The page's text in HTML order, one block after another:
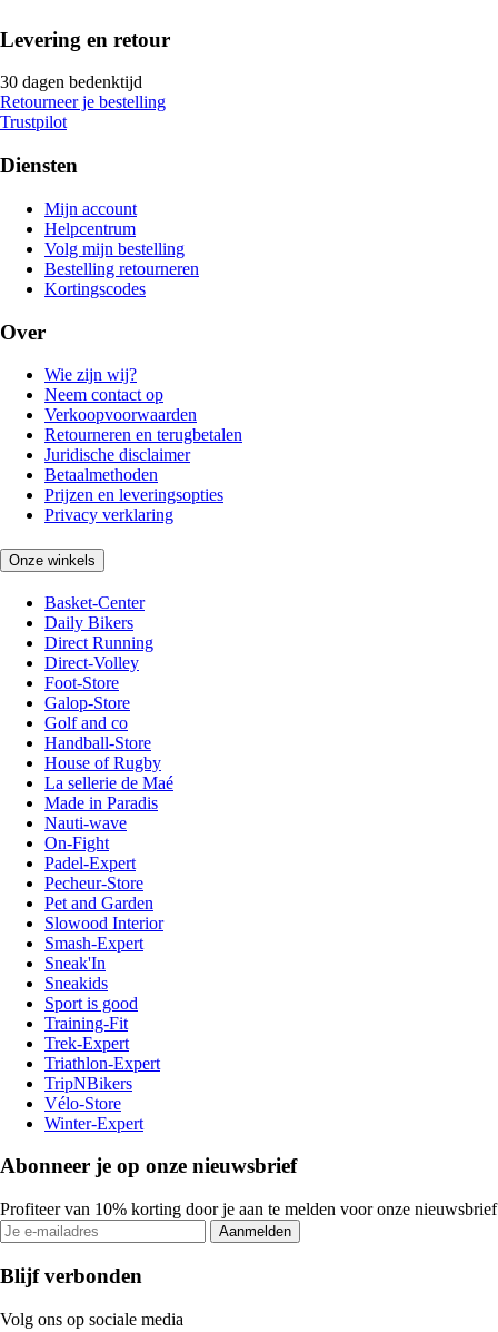
Levering en retour
30 dagen bedenktijd
Retourneer je bestelling
Trustpilot
Diensten
Mijn account
Helpcentrum
Volg mijn bestelling
Bestelling retourneren
Kortingscodes
Over
Wie zijn wij?
Neem contact op
Verkoopvoorwaarden
Retourneren en terugbetalen
Juridische disclaimer
Betaalmethoden
Prijzen en leveringsopties
Privacy verklaring
Onze winkels
Basket-Center
Daily Bikers
Direct Running
Direct-Volley
Foot-Store
Galop-Store
Golf and co
Handball-Store
House of Rugby
La sellerie de Maé
Made in Paradis
Nauti-wave
On-Fight
Padel-Expert
Pecheur-Store
Pet and Garden
Slowood Interior
Smash-Expert
Sneak'In
Sneakids
Sport is good
Training-Fit
Trek-Expert
Triathlon-Expert
TripNBikers
Vélo-Store
Winter-Expert
Abonneer je op onze nieuwsbrief
Profiteer van 10% korting door je aan te melden voor onze nieuwsbrief
Aanmelden
Blijf verbonden
Volg ons op sociale media